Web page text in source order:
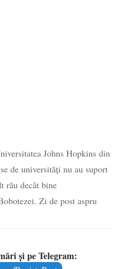
Johns Hopkins din
de universități nu au suport
rău decât bine
Zi de post aspru
și pe Telegram: